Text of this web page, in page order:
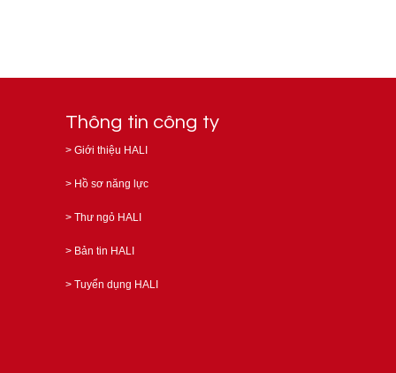
Thông tin công ty
> Giới thiệu HALI
> Hồ sơ năng lực
> Thư ngỏ HALI
> Bản tin HALI
> Tuyển dụng HALI